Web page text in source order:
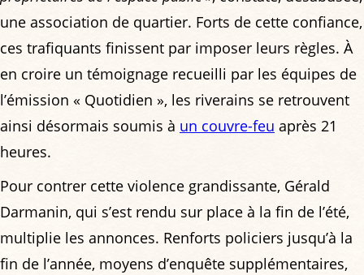
une association de quartier. Forts de cette confiance,
ces trafiquants finissent par imposer leurs règles. À
en croire un témoignage recueilli par les équipes de
l’émission « Quotidien », les riverains se retrouvent
ainsi désormais soumis à un couvre-feu après 21
heures.
Pour contrer cette violence grandissante, Gérald
Darmanin, qui s’est rendu sur place à la fin de l’été,
multiplie les annonces. Renforts policiers jusqu’à la
fin de l’année, moyens d’enquête supplémentaires,